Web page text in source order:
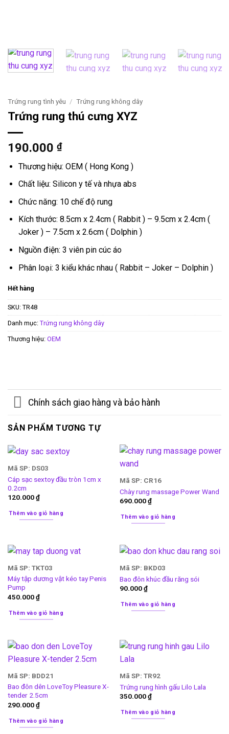
Trứng rung tình yêu / Trứng rung không dây
Trứng rung thú cưng XYZ
190.000 ₫
Thương hiệu: OEM ( Hong Kong )
Chất liệu: Silicon y tế và nhựa abs
Chức năng: 10 chế độ rung
Kích thước: 8.5cm x 2.4cm ( Rabbit ) – 9.5cm x 2.4cm (
Joker ) – 7.5cm x 2.6cm ( Dolphin )
Nguồn điện: 3 viên pin cúc áo
Phân loại: 3 kiểu khác nhau ( Rabbit – Joker – Dolphin )
Hết hàng
SKU: TR48
Danh mục: Trứng rung không dây
Thương hiệu: OEM
Chính sách giao hàng và bảo hành
SẢN PHẨM TƯƠNG TỰ
Mã SP: DS03
Cáp sạc sextoy đầu tròn 1cm x
0.2cm
120.000₫
Thêm vào giỏ hàng
Mã SP: CR16
Chày rung massage Power Wand
690.000₫
Thêm vào giỏ hàng
Mã SP: TKT03
Máy tập dương vật kéo tay Penis
Pump
450.000₫
Thêm vào giỏ hàng
Mã SP: BKD03
Bao đôn khúc đầu răng sói
90.000₫
Thêm vào giỏ hàng
Mã SP: BDD21
Bao đôn dên LoveToy Pleasure X-
tender 2.5cm
290.000₫
Thêm vào giỏ hàng
Mã SP: TR92
Trứng rung hình gấu Lilo Lala
350.000₫
Thêm vào giỏ hàng